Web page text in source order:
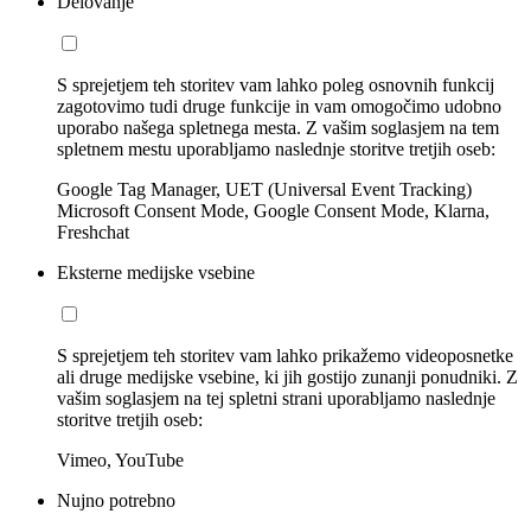
S sprejetjem teh storitev vam lahko poleg osnovnih funkcij
zagotovimo tudi druge funkcije in vam omogočimo udobno
uporabo našega spletnega mesta. Z vašim soglasjem na tem
spletnem mestu uporabljamo naslednje storitve tretjih oseb:
Google Tag Manager, UET (Universal Event Tracking)
Microsoft Consent Mode, Google Consent Mode, Klarna,
Freshchat
Eksterne medijske vsebine
S sprejetjem teh storitev vam lahko prikažemo videoposnetke
ali druge medijske vsebine, ki jih gostijo zunanji ponudniki. Z
vašim soglasjem na tej spletni strani uporabljamo naslednje
storitve tretjih oseb:
Vimeo, YouTube
Nujno potrebno